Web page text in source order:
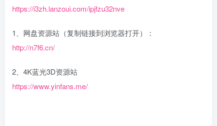
https://i3zh.lanzoui.com/ipjfzu32nve
1、网盘资源站（复制链接到浏览器打开）：
http://n7f6.cn/
2、4K蓝光3D资源站
https://www.yinfans.me/